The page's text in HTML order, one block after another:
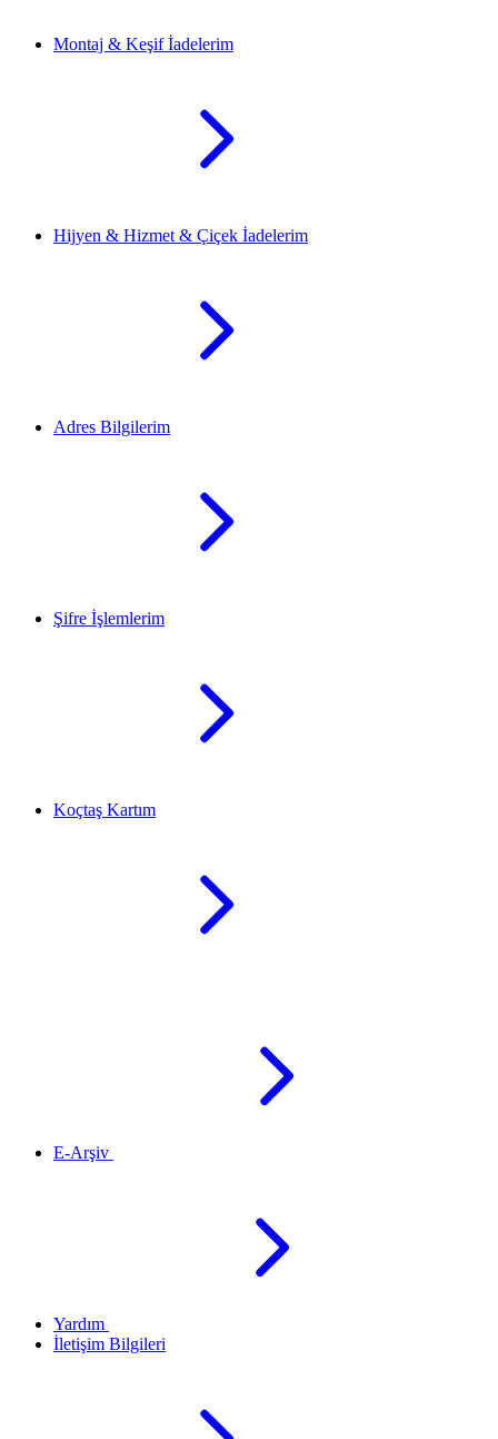
Montaj & Keşif İadelerim
Hijyen & Hizmet & Çiçek İadelerim
Adres Bilgilerim
Şifre İşlemlerim
Koçtaş Kartım
E-Arşiv
Yardım
İletişim Bilgileri